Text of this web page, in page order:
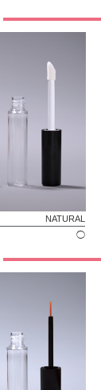
NATURAL
◯